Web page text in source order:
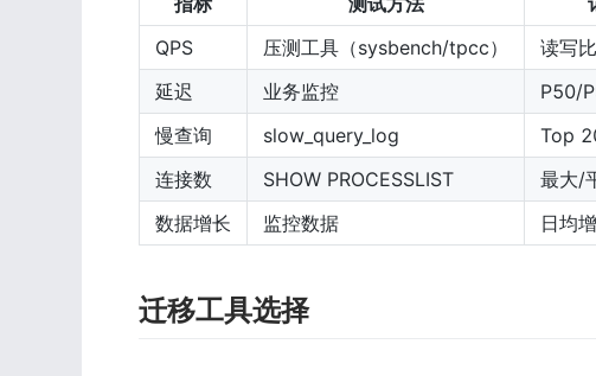
QPS
压测工具（sysbench/tpcc）
读写
延迟
业务监控
P50/
慢查询
slow_query_log
Top
连接数
SHOW PROCESSLIST
最大/
数据增长
监控数据 日均
迁移工具选择